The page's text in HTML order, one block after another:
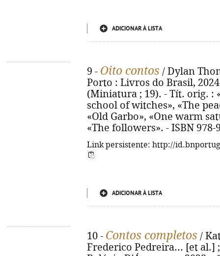
ADICIONAR À LISTA
9 - Oito contos / Dylan
Porto : Livros do Brasil,
(Miniatura ; 19). - Tít. orig. :
school of witches», «The
«Old Garbo», «One warm
«The followers». - ISBN 978-
Link persistente: http://
ADICIONAR À LISTA
10 - Contos completos /
Frederico Pedreira... [et al.]